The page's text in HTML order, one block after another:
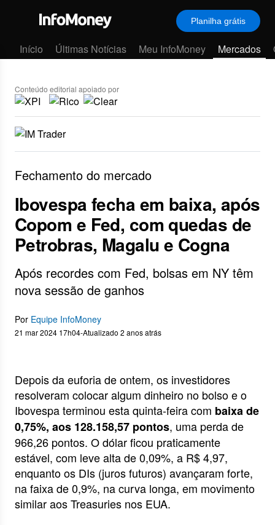
Planilha grátis
Início Últimas Notícias Meu InfoMoney Mercados
Conteúdo editorial apoiado por
Fechamento do mercado
Ibovespa fecha em baixa, após
Copom e Fed, com quedas de
Petrobras, Magalu e Cogna
Após recordes com Fed, bolsas em NY têm
nova sessão de ganhos
Por Equipe InfoMoney
21 mar 2024 17h04-Atualizado 2 anos atrás
Depois da euforia de ontem, os investidores
resolveram colocar algum dinheiro no bolso e o
Ibovespa terminou esta quinta-feira com baixa de
0,75%, aos 128.158,57 pontos, uma perda de
966,26 pontos. O dólar ficou praticamente
estável, com leve alta de 0,09%, a R$ 4,97,
enquanto os DIs (juros futuros) avançaram forte,
na faixa de 0,9%, na curva longa, em movimento
similar aos Treasuries nos EUA.